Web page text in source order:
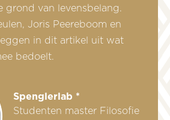
grond van levensbelang.
Joris Peereboom en
in dit artikel uit wat
bedoelt.
Spenglerlab *
Studenten master Filosofie